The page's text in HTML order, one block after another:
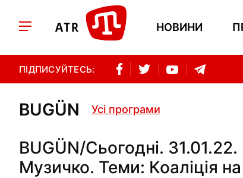
НОВИНИ
ПІДПИСУЙТЕСЬ:
BUGÜN Усі програми
BUGÜN/Сьогодні.
Музичко. Теми: Коаліція